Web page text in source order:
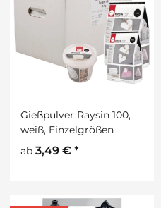
Gießpulver Raysin 100,
weiß, Einzelgrößen
ab 3,49 € *